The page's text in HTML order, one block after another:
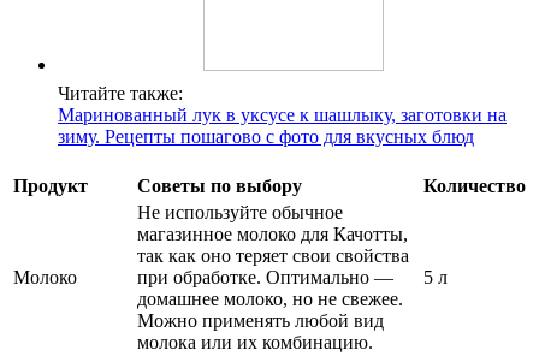
Читайте также:
Маринованный лук в уксусе к шашлыку, заготовки на
зиму. Рецепты пошагово с фото для вкусных блюд
Продукт Советы по выбору Количество
Молоко
Не используйте обычное
магазинное молоко для Качотты,
так как оно теряет свои свойства
при обработке. Оптимально —
домашнее молоко, но не свежее.
Можно применять любой вид
молока или их комбинацию.
5 л